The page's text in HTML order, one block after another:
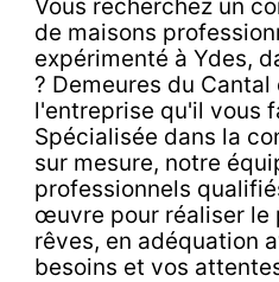
Vous recherchez un
de maisons
expérimenté à Ydes,
? Demeures du Cantal
l'entreprise qu'il vous
Spécialisée dans la
sur mesure, notre
professionnels
œuvre pour réaliser le
rêves, en adéquation
besoins et vos